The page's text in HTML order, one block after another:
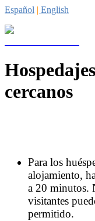
Español | English
cercanos
Para los
alojamiento,
a 20 minutos.
visitantes
permitido.